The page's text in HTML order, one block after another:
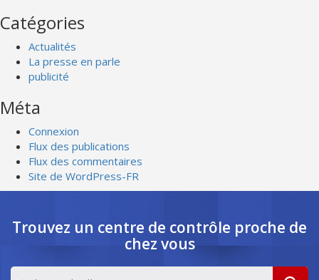
Catégories
Actualités
La presse en parle
publicité
Méta
Connexion
Flux des publications
Flux des commentaires
Site de WordPress-FR
Trouvez un centre de contrôle proche de
chez vous